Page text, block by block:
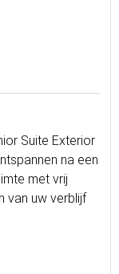
Suite Exterior
na een
met vrij
van uw verblijf